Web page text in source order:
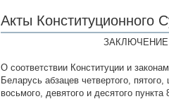
Акты Конституционного
ЗАКЛЮЧЕНИЕ
О соответствии Конституции и
Беларусь абзацев четвертого, пятого,
восьмого, девятого и десятого пункта